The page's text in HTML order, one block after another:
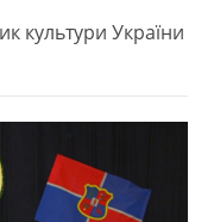
культури України